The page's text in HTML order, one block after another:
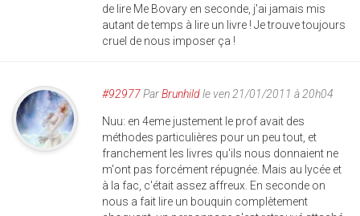
de lire Me Bovary en seconde, j'ai jamais mis
autant de temps à lire un livre ! Je trouve toujours
cruel de nous imposer ça !
#92977ParBrunhildle ven 21/01/2011 à 20h04
Nuu: en 4eme justement le prof avait des
méthodes particulières pour un peu tout, et
franchement les livres qu'ils nous donnaient ne
m'ont pas forcément répugnée. Mais au lycée et
à la fac, c'était assez affreux. En seconde on
nous a fait lire un bouquin complètement